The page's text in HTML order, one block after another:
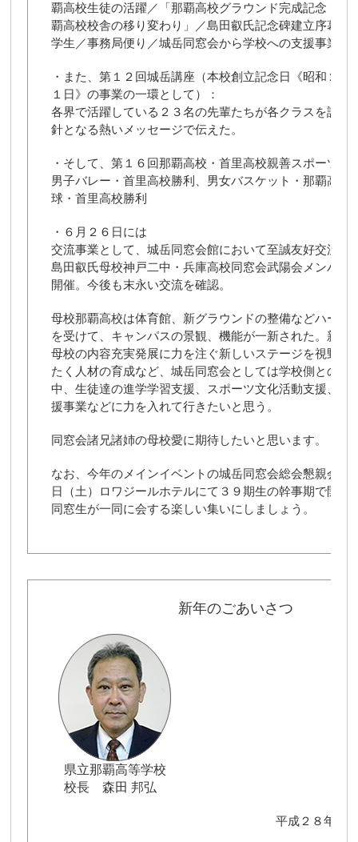
覇高校生徒の活躍／「那覇高校グラウンド完成記念・空
覇高校校舎の移り変わり」／島田叡氏記念碑建立序幕式
学生／事務局便り／城岳同窓会から学校への支援事業
・また、第１２回城岳講座（本校創立記念日《昭和２２
１日》の事業の一環として）：
各界で活躍している２３名の先輩たちが各クラスを訪れ
針となる熱いメッセージで伝えた。
・そして、第１６回那覇高校・首里高校親善スポーツ大
男子バレー・首里高校勝利、男女バスケット・那覇高校
球・首里高校勝利
・６月２６日には
交流事業として、城岳同窓会館において至誠友好交流協
島田叡氏母校神戸二中・兵庫高校同窓会武陽会メンバー
開催。今後も末永い交流を確認。
母校那覇高校は体育館、新グラウンドの整備などハード
を受けて、キャンパスの景観、機能が一新された。新年
母校の内容充実発展に力を注ぐ新しいステージを視野に
たく人材の育成など、城岳同窓会としては学校側との密
中、生徒達の進学学習支援、スポーツ文化活動支援、留
援事業などに力を入れて行きたいと思う。
同窓会諸兄諸姉の母校愛に期待したいと思います。
なお、今年のメインイベントの城岳同窓会総会懇親会は
日（土）ロワジールホテルにて３９期生の幹事期で開催
同窓生が一同に会する楽しい集いにしましょう。
新年のごあいさつ
県立那覇高等学校
校長 森田 邦弘
平成２８年１